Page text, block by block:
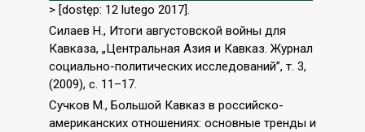
> [dostęp: 12 lutego 2017].
Силаев Н., Итоги августовской войны для
Кавказа, „Центральная Азия и Кавказ. Журнал
социально-политических исследований”, т. 3,
(2009), с. 11–17.
Сучков М., Большой Кавказ в российско-
американских отношениях: основные тренды и